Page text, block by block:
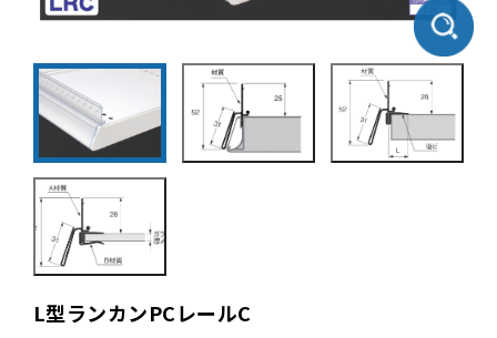
L型ランカンPCレールC